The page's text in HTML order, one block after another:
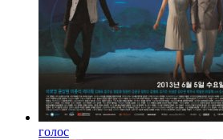
голос